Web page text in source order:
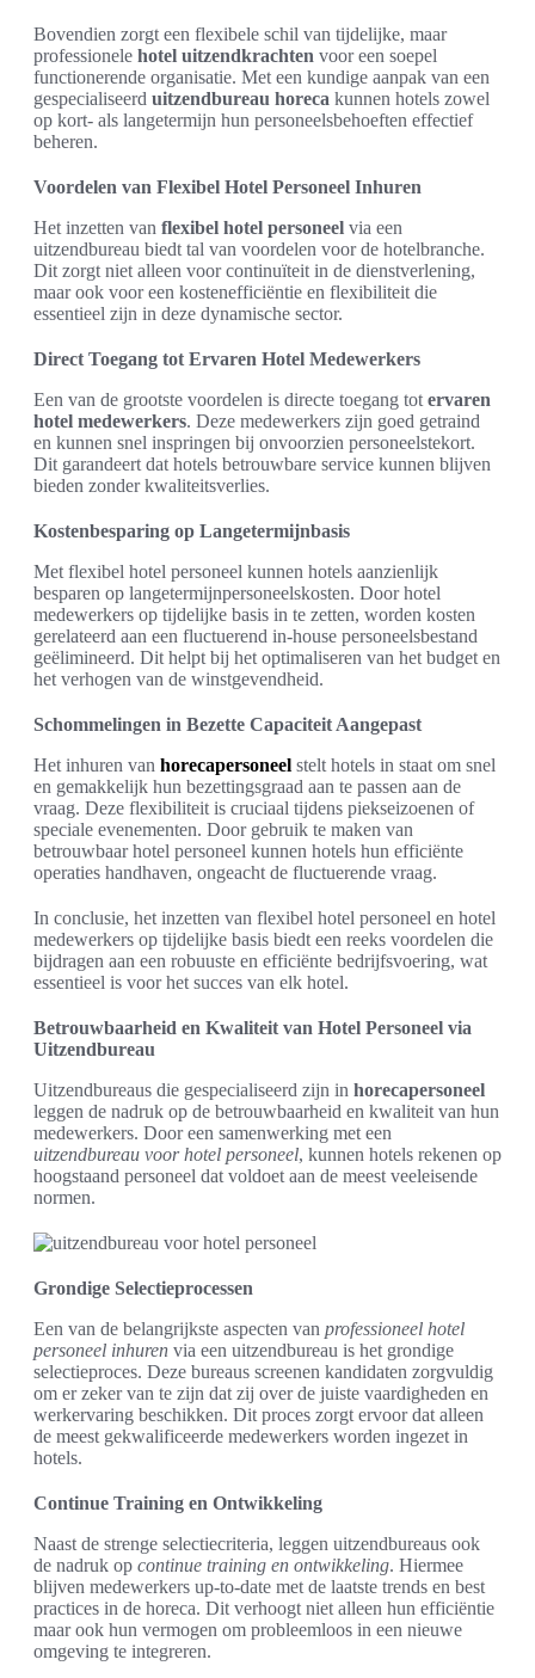
Bovendien zorgt een flexibele schil van tijdelijke, maar
professionele hotel uitzendkrachten voor een soepel
functionerende organisatie. Met een kundige aanpak van een
gespecialiseerd uitzendbureau horeca kunnen hotels zowel
op kort- als langetermijn hun personeelsbehoeften effectief
beheren.
Voordelen van Flexibel Hotel Personeel Inhuren
Het inzetten van flexibel hotel personeel via een
uitzendbureau biedt tal van voordelen voor de hotelbranche.
Dit zorgt niet alleen voor continuïteit in de dienstverlening,
maar ook voor een kostenefficiëntie en flexibiliteit die
essentieel zijn in deze dynamische sector.
Direct Toegang tot Ervaren Hotel Medewerkers
Een van de grootste voordelen is directe toegang tot ervaren
hotel medewerkers. Deze medewerkers zijn goed getraind
en kunnen snel inspringen bij onvoorzien personeelstekort.
Dit garandeert dat hotels betrouwbare service kunnen blijven
bieden zonder kwaliteitsverlies.
Kostenbesparing op Langetermijnbasis
Met flexibel hotel personeel kunnen hotels aanzienlijk
besparen op langetermijnpersoneelskosten. Door hotel
medewerkers op tijdelijke basis in te zetten, worden kosten
gerelateerd aan een fluctuerend in-house personeelsbestand
geëlimineerd. Dit helpt bij het optimaliseren van het budget en
het verhogen van de winstgevendheid.
Schommelingen in Bezette Capaciteit Aangepast
Het inhuren van horecapersoneel stelt hotels in staat om snel
en gemakkelijk hun bezettingsgraad aan te passen aan de
vraag. Deze flexibiliteit is cruciaal tijdens piekseizoenen of
speciale evenementen. Door gebruik te maken van
betrouwbaar hotel personeel kunnen hotels hun efficiënte
operaties handhaven, ongeacht de fluctuerende vraag.
In conclusie, het inzetten van flexibel hotel personeel en hotel
medewerkers op tijdelijke basis biedt een reeks voordelen die
bijdragen aan een robuuste en efficiënte bedrijfsvoering, wat
essentieel is voor het succes van elk hotel.
Betrouwbaarheid en Kwaliteit van Hotel Personeel via
Uitzendbureau
Uitzendbureaus die gespecialiseerd zijn in horecapersoneel
leggen de nadruk op de betrouwbaarheid en kwaliteit van hun
medewerkers. Door een samenwerking met een
uitzendbureau voor hotel personeel, kunnen hotels rekenen op
hoogstaand personeel dat voldoet aan de meest veeleisende
normen.
Grondige Selectieprocessen
Een van de belangrijkste aspecten van professioneel hotel
personeel inhuren via een uitzendbureau is het grondige
selectieproces. Deze bureaus screenen kandidaten zorgvuldig
om er zeker van te zijn dat zij over de juiste vaardigheden en
werkervaring beschikken. Dit proces zorgt ervoor dat alleen
de meest gekwalificeerde medewerkers worden ingezet in
hotels.
Continue Training en Ontwikkeling
Naast de strenge selectiecriteria, leggen uitzendbureaus ook
de nadruk op continue training en ontwikkeling. Hiermee
blijven medewerkers up-to-date met de laatste trends en best
practices in de horeca. Dit verhoogt niet alleen hun efficiëntie
maar ook hun vermogen om probleemloos in een nieuwe
omgeving te integreren.